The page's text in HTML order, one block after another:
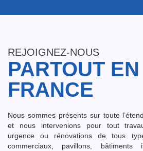
REJOIGNEZ-NOUS
PARTOUT EN
FRANCE
Nous sommes présents sur toute
et nous intervenions pour tout
urgence ou rénovations de tous
commerciaux, pavillons, bâtiments